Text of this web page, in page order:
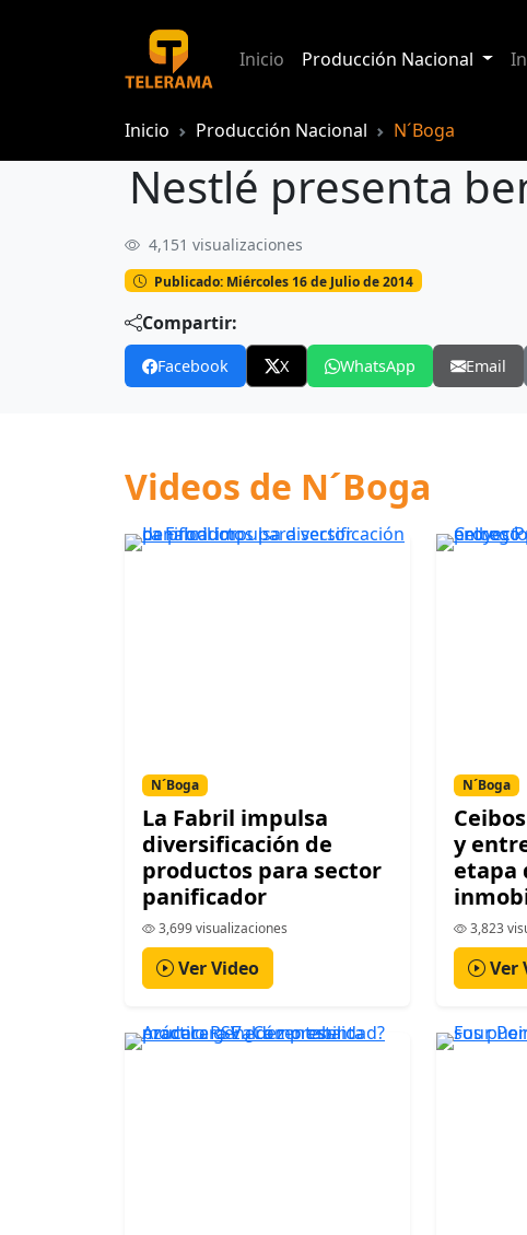
Inicio Producción Nacional
Inicio Producción Nacional N´Boga
Nestlé presenta
Nestlé presenta beneficios de Galletas y
4,151 visualizaciones
Publicado: Miércoles 16 de Julio de 2014
Compartir:
Facebook X WhatsApp Email
Videos de N´Boga
N´Boga
La Fabril impulsa
diversificación de
productos para sector
panificador
3,699 visualizaciones
Ver Video
N´Boga
y
etapa
3,823
Ver